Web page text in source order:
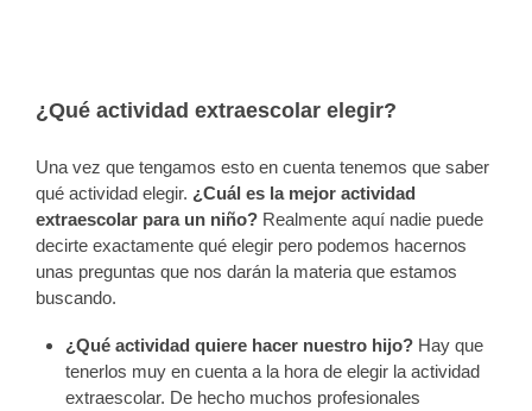
¿Qué actividad extraescolar elegir?
Una vez que tengamos esto en cuenta tenemos que saber
qué actividad elegir. ¿Cuál es la mejor actividad
extraescolar para un niño? Realmente aquí nadie puede
decirte exactamente qué elegir pero podemos hacernos
unas preguntas que nos darán la materia que estamos
buscando.
¿Qué actividad quiere hacer nuestro hijo? Hay que
tenerlos muy en cuenta a la hora de elegir la actividad
extraescolar. De hecho muchos profesionales